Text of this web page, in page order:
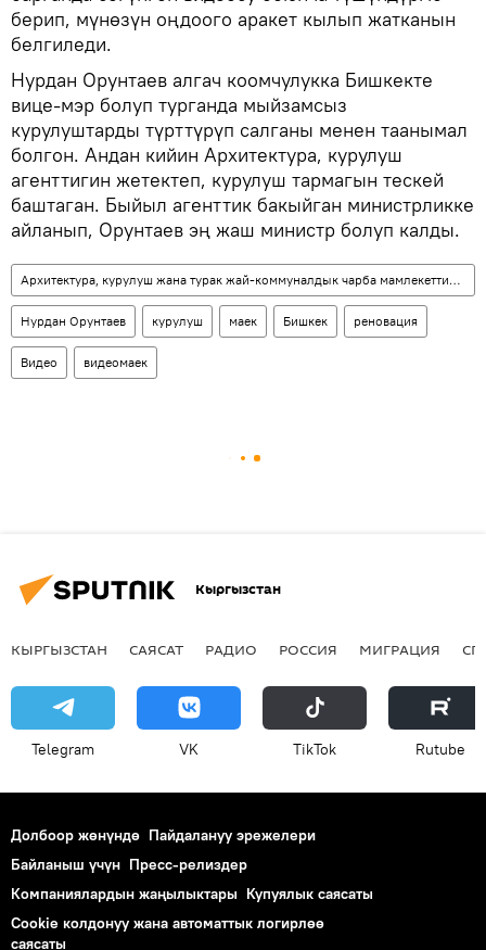
берип, мүнөзүн оңдоого аракет кылып жатканын
белгиледи.
Нурдан Орунтаев алгач коомчулукка Бишкекте
вице-мэр болуп турганда мыйзамсыз
курулуштарды түрттүрүп салганы менен таанымал
болгон. Андан кийин Архитектура, курулуш
агенттигин жетектеп, курулуш тармагын тескей
баштаган. Быйыл агенттик бакыйган министрликке
айланып, Орунтаев эң жаш министр болуп калды.
Архитектура, курулуш жана турак жай-коммуналдык чарба мамлекеттик агенттиги
Нурдан Орунтаев курулуш маек Бишкек реновация
Видео видеомаек
Кыргызстан
КЫРГЫЗСТАН САЯСАТ РАДИО РОССИЯ МИГРАЦИЯ
Telegram VK ТikТоk Rutube
Долбоор жөнүндө Пайдалануу эрежелери
Байланыш үчүн Пресс-релиздер
Компаниялардын жаңылыктары Купуялык саясаты
Cookie колдонуу жана автоматтык логирлөө
саясаты